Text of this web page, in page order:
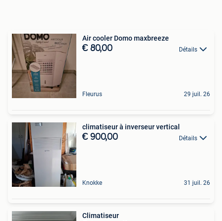
Air cooler Domo maxbreeze
€ 80,00 Détails
Fleurus 29 juil. 26
climatiseur à inverseur vertical
€ 900,00 Détails
Knokke 31 juil. 26
Climatiseur